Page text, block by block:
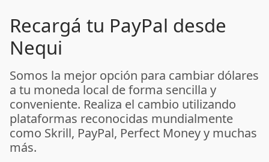
Recargá tu PayPal desde
Nequi
Somos la mejor opción para cambiar dólares
a tu moneda local de forma sencilla y
conveniente. Realiza el cambio utilizando
plataformas reconocidas mundialmente
como Skrill, PayPal, Perfect Money y muchas
más.